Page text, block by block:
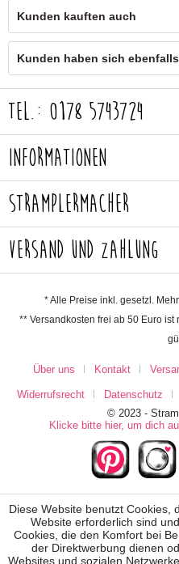
Kunden kauften auch
Kunden haben sich
Tel.: 0178 5743724
Informationen
Stramplermacher
Versand und Zahlung
* Alle Preise inkl. gesetzl.
** Versandkosten frei ab 50 Euro
Über uns Kontakt
Widerrufsrecht Datenschutz
© 2023 -
Klicke bitte hier, um dich
Diese Website benutzt Cookies,
Website erforderlich sind
Cookies, die den Komfort bei
der Direktwerbung dienen
Websites und sozialen